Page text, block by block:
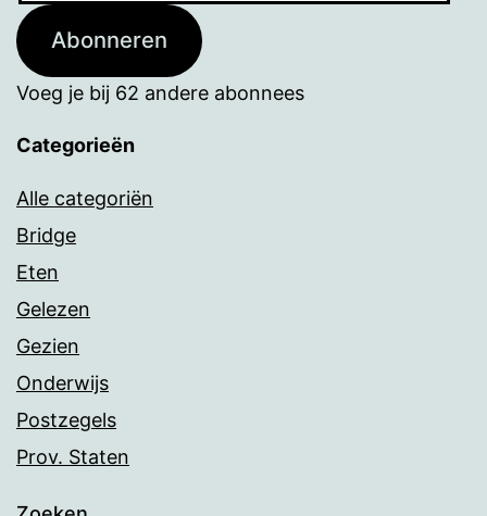
Abonneren
Voeg je bij 62 andere abonnees
Categorieën
Alle categoriën
Bridge
Eten
Gelezen
Gezien
Onderwijs
Postzegels
Prov. Staten